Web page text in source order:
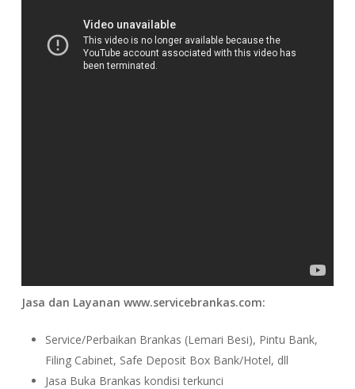
Jasa dan Layanan www.servicebrankas.com:
Service/Perbaikan Brankas (Lemari Besi), Pintu Bank,
Filing Cabinet, Safe Deposit Box Bank/Hotel, dll
Jasa Buka Brankas kondisi terkunci